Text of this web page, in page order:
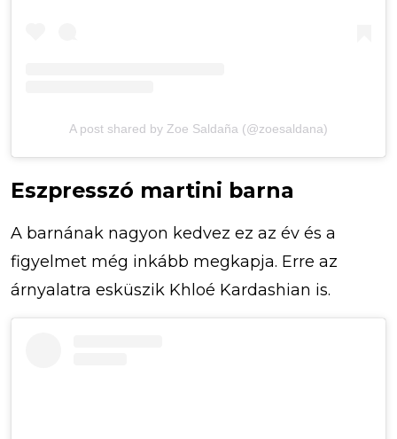
A post shared by Zoe Saldaña (@zoesaldana)
Eszpresszó martini barna
A barnának nagyon kedvez ez az év és a
figyelmet még inkább megkapja. Erre az
árnyalatra esküszik Khloé Kardashian is.